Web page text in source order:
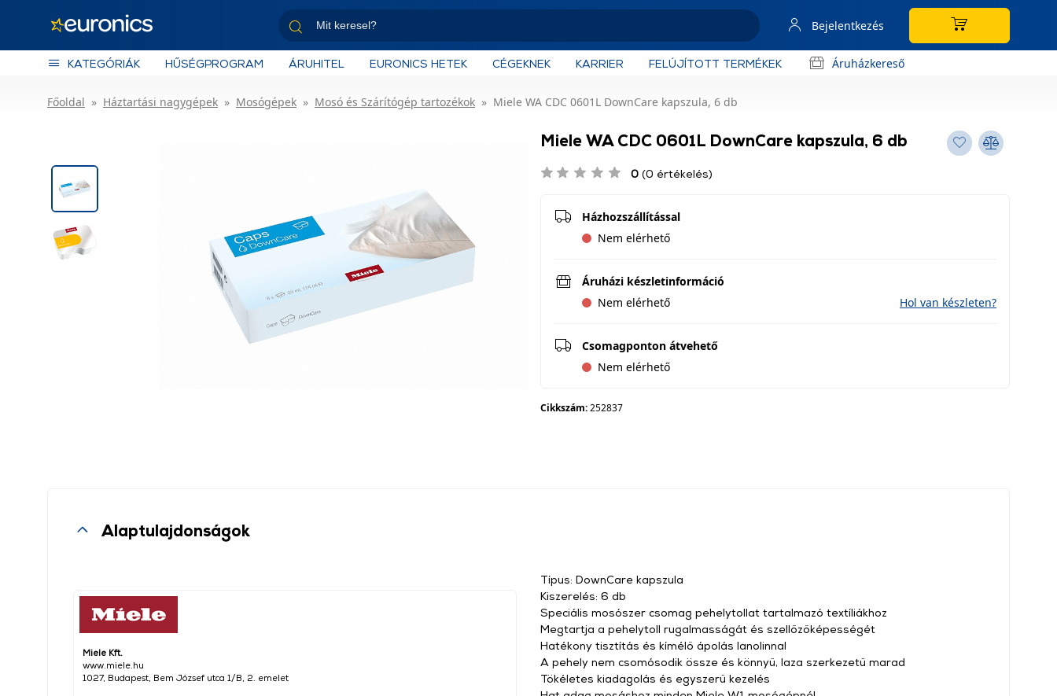
Bejelentkezés
KATEGÓRIÁK HŰSÉGPROGRAM ÁRUHITEL EURONICS HETEK CÉGEKNEK KARRIER FELÚJÍTOTT TERMÉKEK Áruházkereső
Főoldal Háztartási nagygépek Mosógépek Mosó és Szárítógép tartozékok Miele WA CDC 0601L DownCare kapszula, 6 db
Miele WA CDC 0601L DownCare kapszula, 6 db
0 (0 értékelés)
Házhozszállítással
Nem elérhető
Áruházi készletinformáció
Nem elérhető
Hol van készleten?
Csomagponton átvehető
Nem elérhető
Cikkszám:252837
Alaptulajdonságok
Miele Kft.
www.miele.hu
1027, Budapest, Bem József utca 1/B, 2. emelet
Típus: DownCare kapszula
Kiszerelés: 6 db
Speciális mosószer csomag pehelytollat tartalmazó textíliákhoz
Megtartja a pehelytoll rugalmasságát és szellőzőképességét
Hatékony tisztítás és kímélő ápolás lanolinnal
A pehely nem csomósodik össze és könnyű, laza szerkezetű marad
Tökéletes kiadagolás és egyszerű kezelés